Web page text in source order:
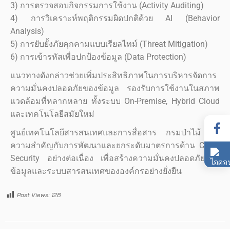
3) การตรวจสอบกิจกรรมการใช้งาน (Activity Auditing)
4) การวิเคราะห์พฤติกรรมผิดปกติด้วย AI (Behavior
Analysis)
5) การยับยั้งภัยคุกคามแบบเรียลไทม์ (Threat Mitigation)
6) การเข้ารหัสเพื่อปกป้องข้อมูล (Data Protection)
แนวทางดังกล่าวช่วยเพิ่มประสิทธิภาพในการบริหารจัดการ
ความมั่นคงปลอดภัยของข้อมูล รองรับการใช้งานในสภาพ
แวดล้อมที่หลากหลาย ทั้งระบบ On-Premise, Hybrid Cloud
และเทคโนโลยีสมัยใหม่
ศูนย์เทคโนโลยีสารสนเทศและการสื่อสาร กรมป่าไม้ ให้
ความสำคัญกับการพัฒนาและยกระดับมาตรการด้าน Cyber
Security อย่างต่อเนื่อง เพื่อสร้างความมั่นคงปลอดภัยของ
ข้อมูลและระบบสารสนเทศขององค์กรอย่างยั่งยืน
Post Views: 128